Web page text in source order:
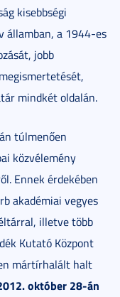
kisebbségi
államban, a 1944-es
jobb
mindkét oldalán.
túlmenően
közvélemény
Ennek érdekében
akadémiai vegyes
illetve több
Kutató Központ
mártírhalált halt
október 28-án